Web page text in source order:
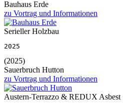
Bauhaus Erde
zu Vortrag und Informationen
Serieller Holzbau
2025
(2025)
Sauerbruch Hutton
zu Vortrag und Informationen
Austern-Terrazzo & REDUX Asbest